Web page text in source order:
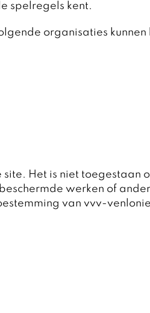
spelregels kent.
organisaties
Het is niet toegestaan
werken of
van vvv-